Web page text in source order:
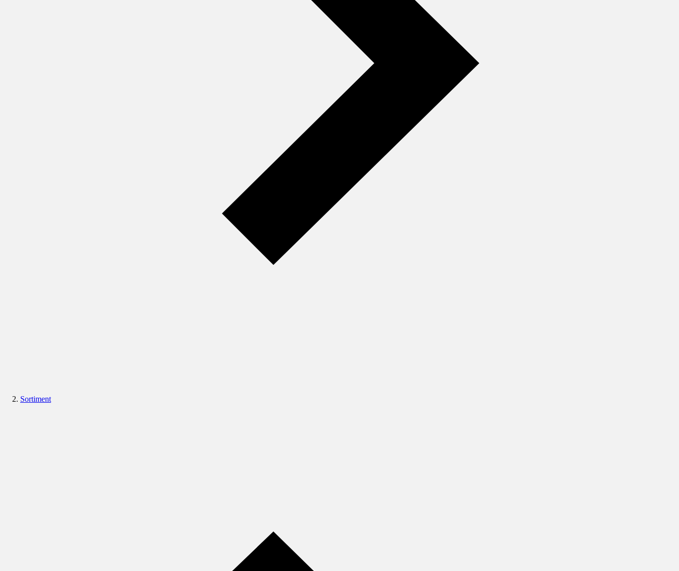
Sortiment